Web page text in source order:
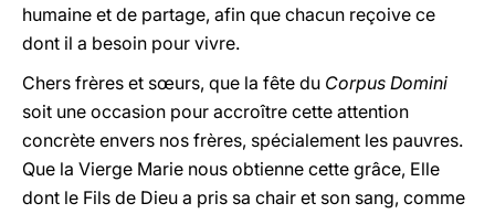
humaine et de partage, afin que chacun reçoive ce
dont il a besoin pour vivre.
Chers frères et sœurs, que la fête du Corpus Domini
soit une occasion pour accroître cette attention
concrète envers nos frères, spécialement les pauvres.
Que la Vierge Marie nous obtienne cette grâce, Elle
dont le Fils de Dieu a pris sa chair et son sang, comme